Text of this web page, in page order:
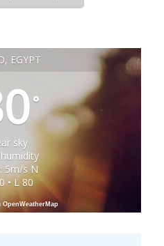
EGYPT
°
sky
5m/s N
• L 80